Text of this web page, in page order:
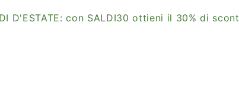
con SALDI30 ottieni il 30% di sconto.